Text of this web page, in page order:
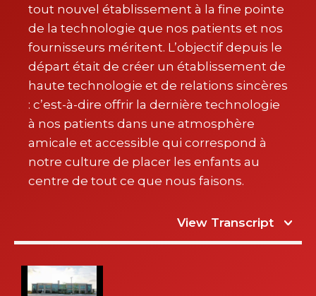
tout nouvel établissement à la fine pointe
de la technologie que nos patients et nos
fournisseurs méritent. L’objectif depuis le
départ était de créer un établissement de
haute technologie et de relations sincères
: c’est-à-dire offrir la dernière technologie
à nos patients dans une atmosphère
amicale et accessible qui correspond à
notre culture de placer les enfants au
centre de tout ce que nous faisons.
View Transcript